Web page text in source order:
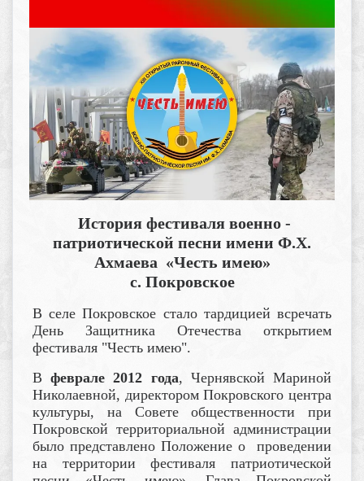
История фестиваля военно -
патриотической песни имени Ф.Х.
Ахмаева «Честь имею»
с. Покровское
В селе Покровское стало тардицией всречать
День Защитника Отечества открытием
фестиваля "Честь имею".
Вфеврале 2012 года, Чернявской Мариной
Николаевной, директором Покровского центра
культуры, на Совете общественности при
Покровской территориальной администрации
было представлено Положение о проведении
на территории фестиваля патриотической